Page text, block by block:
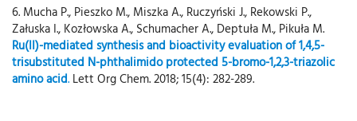
6. Mucha P., Pieszko M., Miszka A., Ruczyński J., Rekowski P.,
Załuska I., Kozłowska A., Schumacher A., Deptuła M., Pikuła M.
Ru(II)-mediated synthesis and bioactivity evaluation of 1,4,5-
trisubstituted N-phthalimido protected 5-bromo-1,2,3-triazolic
amino acid. Lett Org Chem. 2018; 15(4): 282-289.